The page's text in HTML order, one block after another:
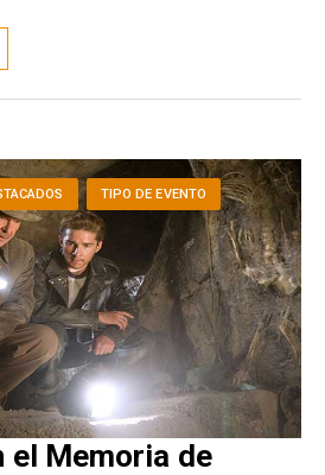
TIPO DE EVENTO
el Memoria de